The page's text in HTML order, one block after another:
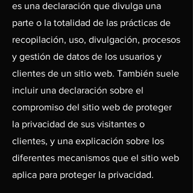
es una declaración que divulga una
parte o la totalidad de las prácticas de
recopilación, uso, divulgación, procesos
y gestión de datos de los usuarios y
clientes de un sitio web. También suele
incluir una declaración sobre el
compromiso del sitio web de proteger
la privacidad de sus visitantes o
clientes, y una explicación sobre los
diferentes mecanismos que el sitio web
aplica para proteger la privacidad.